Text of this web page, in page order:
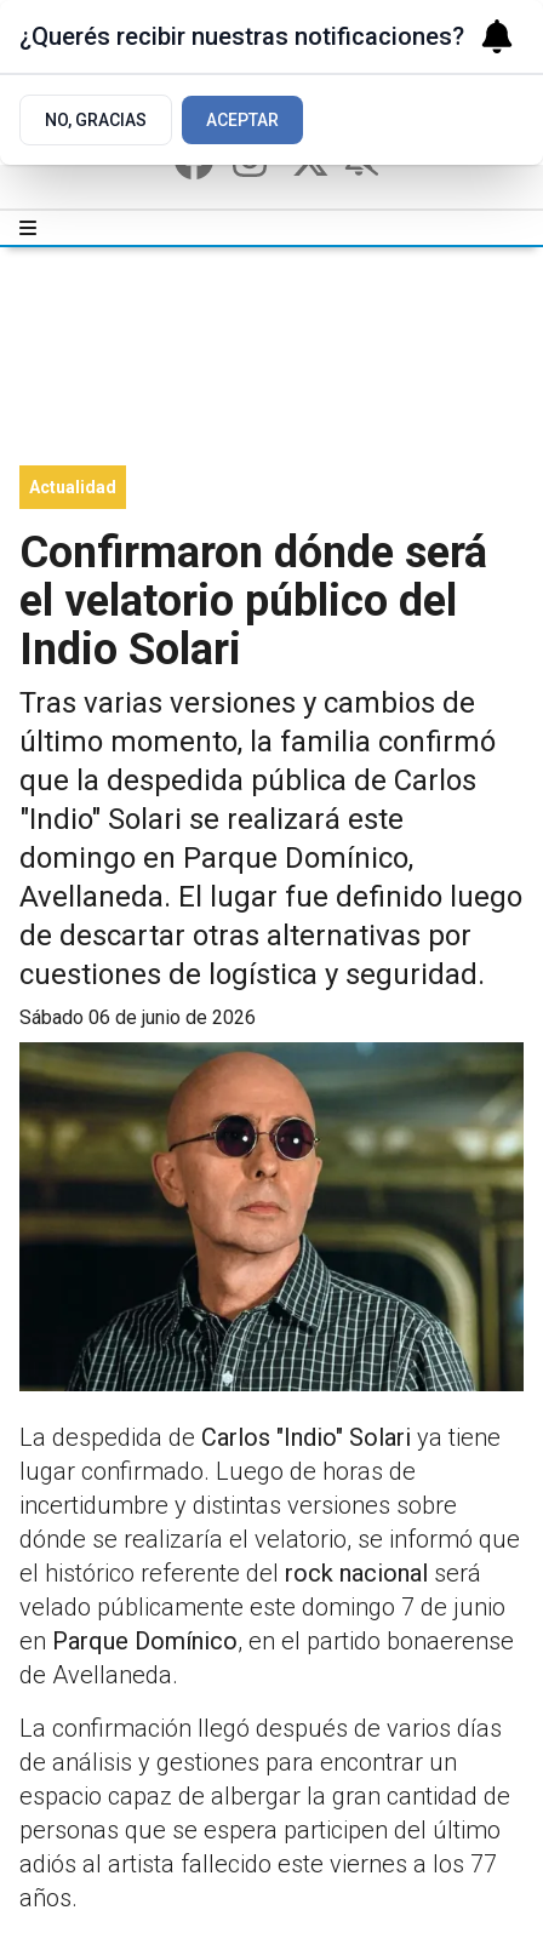
Actualidad
Confirmaron dónde será
el velatorio público del
Indio Solari
Tras varias versiones y cambios de
último momento, la familia confirmó
que la despedida pública de Carlos
"Indio" Solari se realizará este
domingo en Parque Domínico,
Avellaneda. El lugar fue definido luego
de descartar otras alternativas por
cuestiones de logística y seguridad.
sábado 06 de junio de 2026
La despedida de Carlos "Indio" Solari ya tiene
lugar confirmado. Luego de horas de
incertidumbre y distintas versiones sobre
dónde se realizaría el velatorio, se informó que
el histórico referente del rock nacional será
velado públicamente este domingo 7 de junio
en Parque Domínico, en el partido bonaerense
de Avellaneda.
La confirmación llegó después de varios días
de análisis y gestiones para encontrar un
espacio capaz de albergar la gran cantidad de
personas que se espera participen del último
adiós al artista fallecido este viernes a los 77
años.
¿Querés recibir nuestras notificaciones?
NO, GRACIAS ACEPTAR